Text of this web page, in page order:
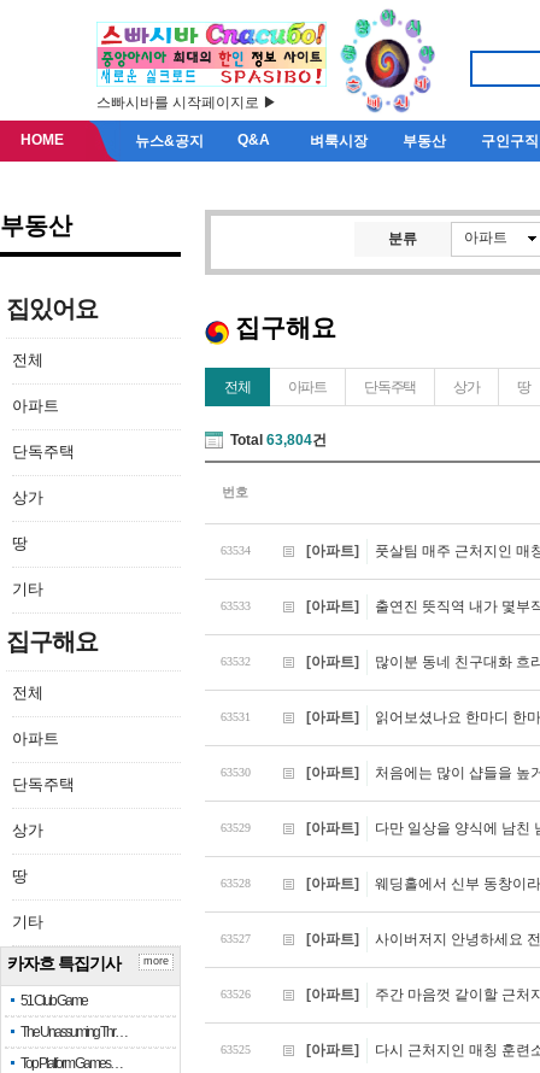
스빠시바를 시작페이지로 ▶
HOME 뉴스&공지 Q&A 벼룩시장 부동산 구인구직
부동산
집있어요
전체
아파트
단독주택
상가
땅
기타
집구해요
전체
아파트
단독주택
상가
땅
기타
카자흐 특집기사
51 Club Game
The Unassuming Thr…
Top Platform Games…
more
분류 아파트
집구해요
전체 아파트 단독주택 상가 땅
Total 63,804건
번호
63534 [아파트] 풋살팀 매주 근처지인 매
63533 [아파트] 출연진 뜻직역 내가 몇부
63532 [아파트] 많이분 동네 친구대화 흐
63531 [아파트] 읽어보셨나요 한마디 한
63530 [아파트] 처음에는 많이 샵들을 높
63529 [아파트] 다만 일상을 양식에 남친
63528 [아파트] 웨딩홀에서 신부 동창이
63527 [아파트] 사이버저지 안녕하세요
63526 [아파트] 주간 마음껏 같이할 근처
63525 [아파트] 다시 근처지인 매칭 훈련